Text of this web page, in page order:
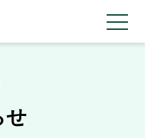
せ